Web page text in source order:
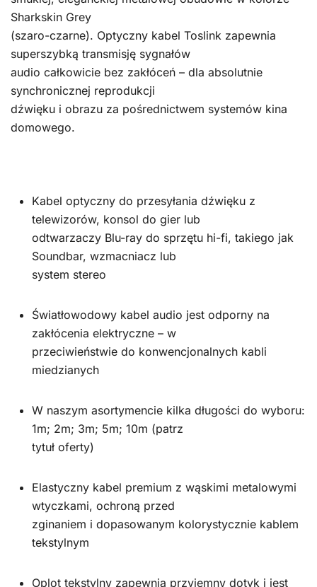
Sharkskin Grey
(szaro-czarne). Optyczny kabel Toslink zapewnia
superszybką transmisję sygnałów
audio całkowicie bez zakłóceń – dla absolutnie
synchronicznej reprodukcji
dźwięku i obrazu za pośrednictwem systemów kina
domowego.
Kabel optyczny do przesyłania dźwięku z
telewizorów, konsol do gier lub
odtwarzaczy Blu-ray do sprzętu hi-fi, takiego jak
Soundbar, wzmacniacz lub
system stereo
Światłowodowy kabel audio jest odporny na
zakłócenia elektryczne – w
przeciwieństwie do konwencjonalnych kabli
miedzianych
W naszym asortymencie kilka długości do wyboru:
1m; 2m; 3m; 5m; 10m (patrz
tytuł oferty)
Elastyczny kabel premium z wąskimi metalowymi
wtyczkami, ochroną przed
zginaniem i dopasowanym kolorystycznie kablem
tekstylnym
Oplot tekstylny zapewnia przyjemny dotyk i jest